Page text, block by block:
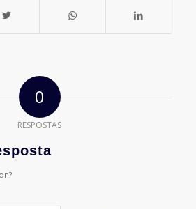
0
RESPOSTAS